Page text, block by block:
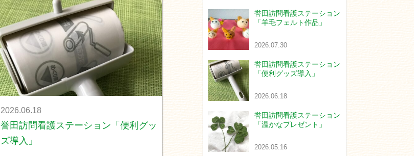
2026.06.18
誉田訪問看護ステーション「便利グッ
ズ導入」
誉田訪問看護ステーション
「羊毛フェルト作品」
2026.07.30
誉田訪問看護ステーション
「便利グッズ導入」
2026.06.18
誉田訪問看護ステーション
「温かなプレゼント」
2026.05.16